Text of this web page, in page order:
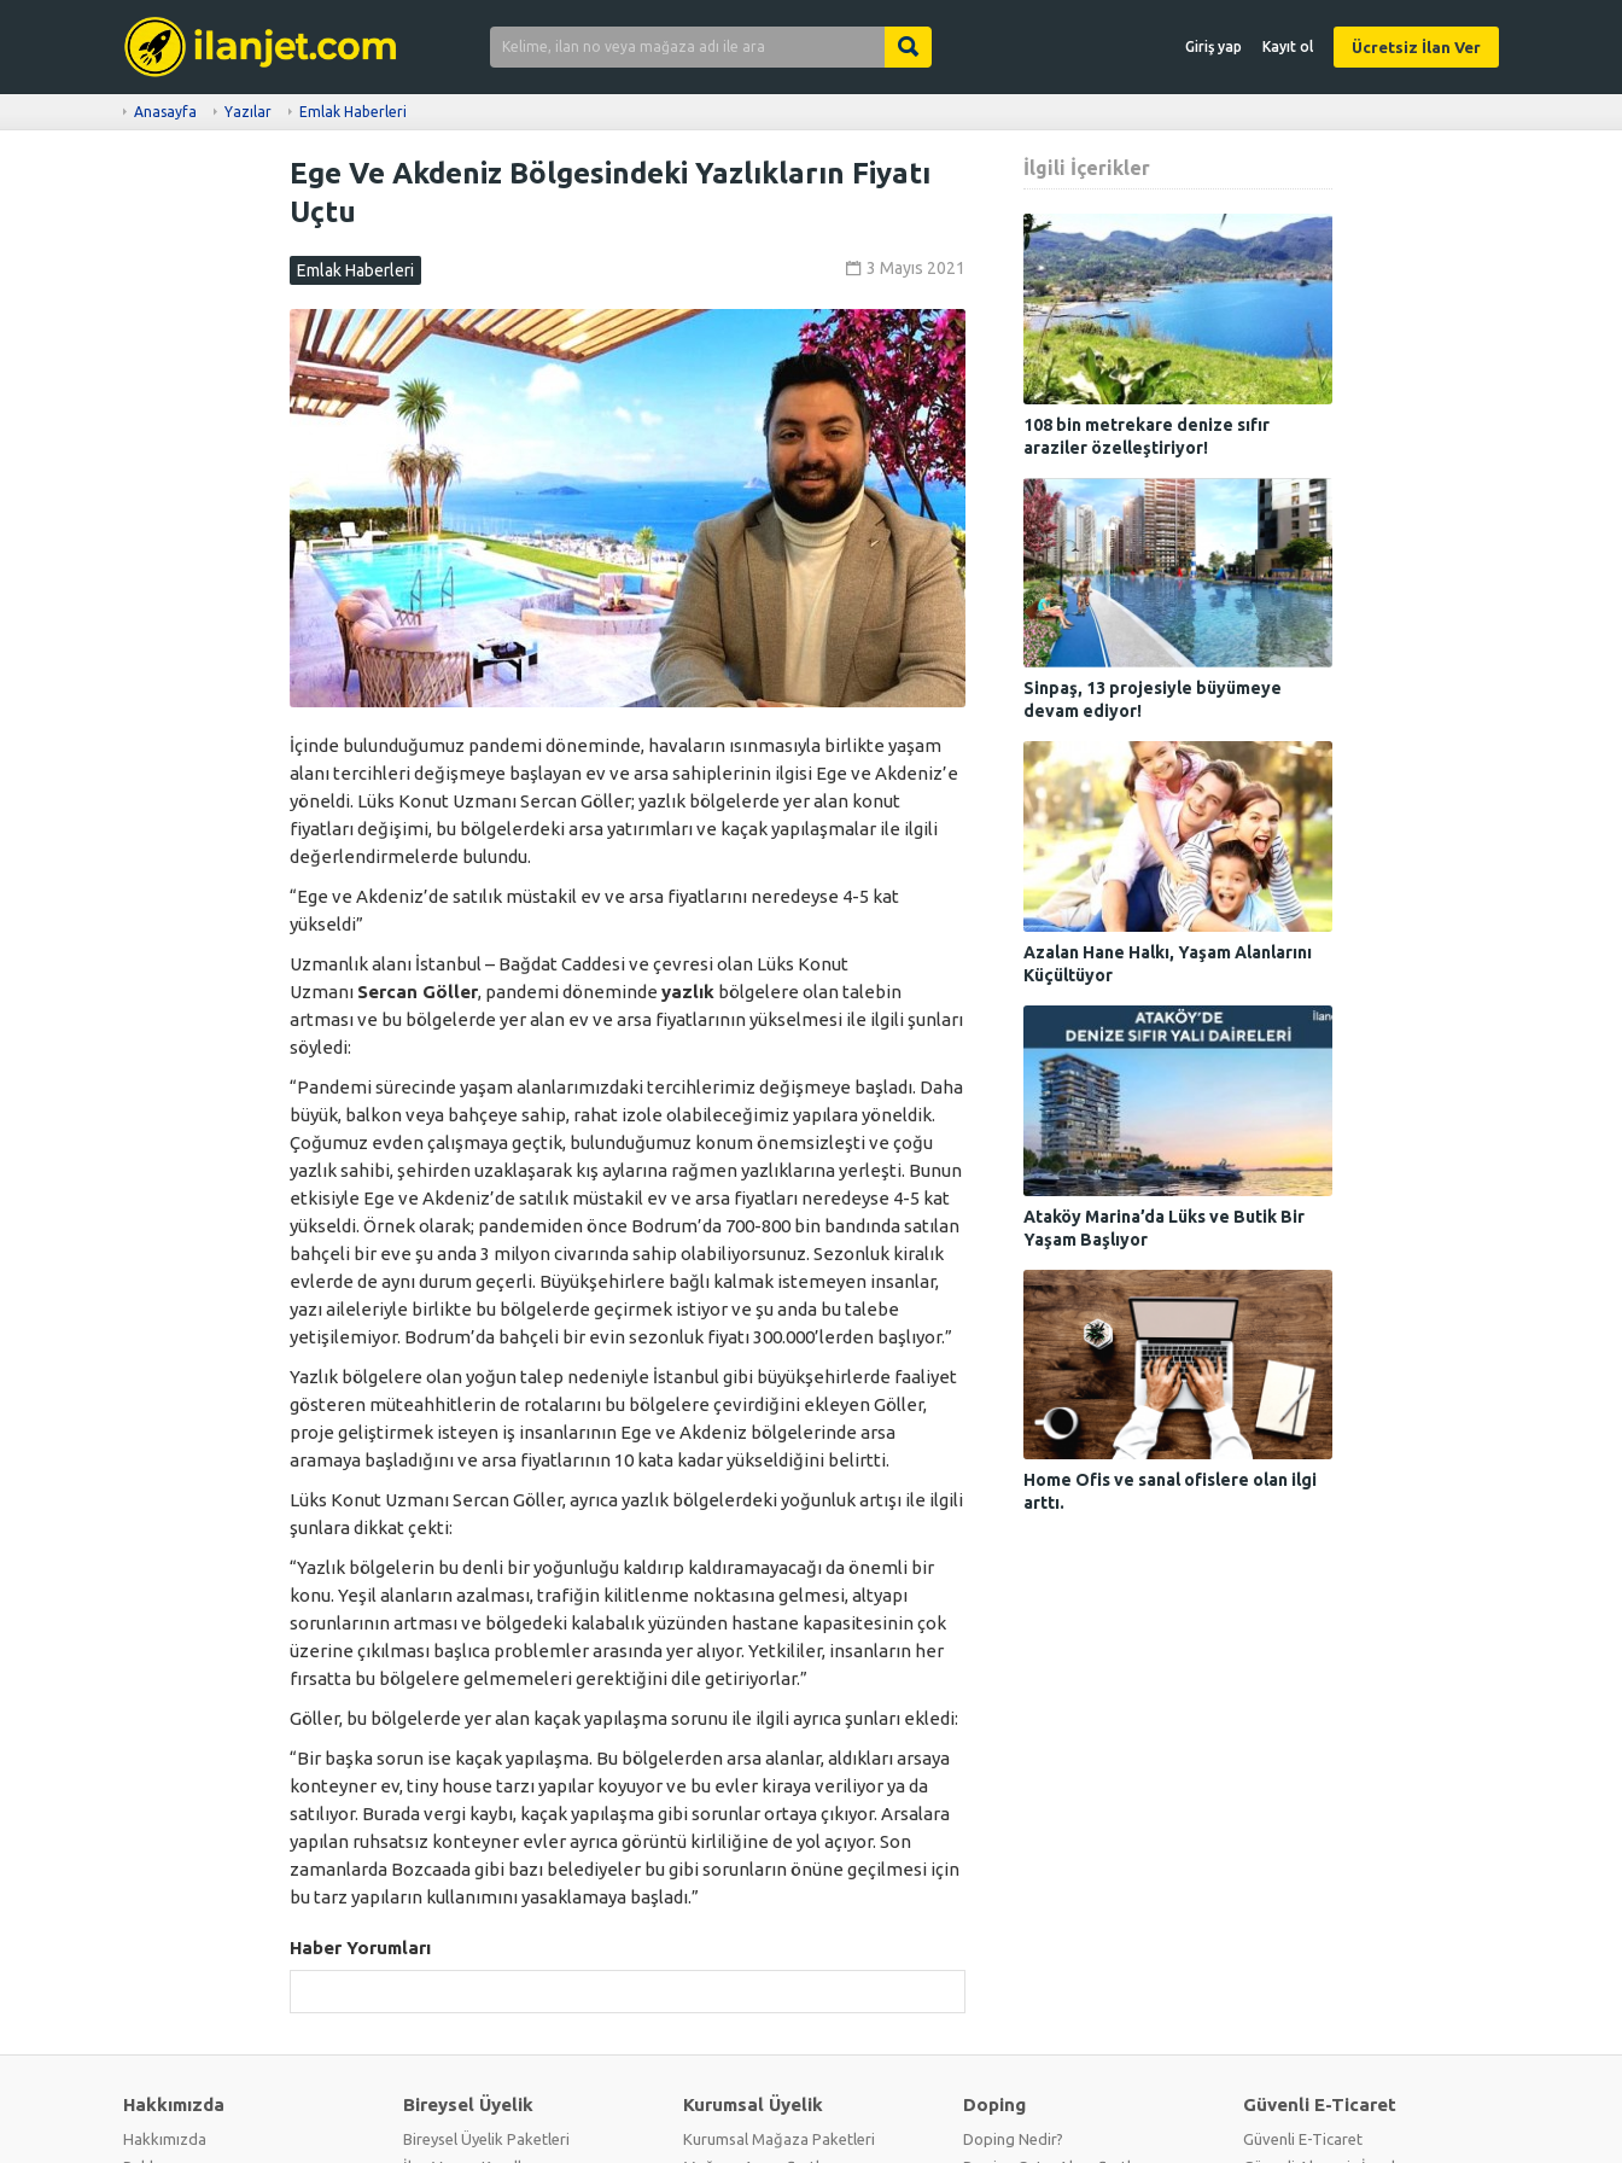
Giriş yap Kayıt ol Ücretsiz İlan Ver
Anasayfa Yazılar Emlak Haberleri
Ege Ve Akdeniz Bölgesindeki Yazlıkların Fiyatı
Uçtu
3 Mayıs 2021
Emlak Haberleri
İçinde bulunduğumuz pandemi döneminde, havaların ısınmasıyla birlikte yaşam
alanı tercihleri değişmeye başlayan ev ve arsa sahiplerinin ilgisi Ege ve Akdeniz’e
yöneldi. Lüks Konut Uzmanı Sercan Göller; yazlık bölgelerde yer alan konut
fiyatları değişimi, bu bölgelerdeki arsa yatırımları ve kaçak yapılaşmalar ile ilgili
değerlendirmelerde bulundu.
“Ege ve Akdeniz’de satılık müstakil ev ve arsa fiyatlarını neredeyse 4-5 kat
yükseldi”
Uzmanlık alanı İstanbul – Bağdat Caddesi ve çevresi olan Lüks Konut
Uzmanı Sercan Göller, pandemi dönemindeyazlık bölgelere olan talebin
artması ve bu bölgelerde yer alan ev ve arsa fiyatlarının yükselmesi ile ilgili şunları
söyledi:
“Pandemi sürecinde yaşam alanlarımızdaki tercihlerimiz değişmeye başladı. Daha
büyük, balkon veya bahçeye sahip, rahat izole olabileceğimiz yapılara yöneldik.
Çoğumuz evden çalışmaya geçtik, bulunduğumuz konum önemsizleşti ve çoğu
yazlık sahibi, şehirden uzaklaşarak kış aylarına rağmen yazlıklarına yerleşti. Bunun
etkisiyle Ege ve Akdeniz’de satılık müstakil ev ve arsa fiyatları neredeyse 4-5 kat
yükseldi. Örnek olarak; pandemiden önce Bodrum’da 700-800 bin bandında satılan
bahçeli bir eve şu anda 3 milyon civarında sahip olabiliyorsunuz. Sezonluk kiralık
evlerde de aynı durum geçerli. Büyükşehirlere bağlı kalmak istemeyen insanlar,
yazı aileleriyle birlikte bu bölgelerde geçirmek istiyor ve şu anda bu talebe
yetişilemiyor. Bodrum’da bahçeli bir evin sezonluk fiyatı 300.000’lerden başlıyor.”
Yazlık bölgelere olan yoğun talep nedeniyle İstanbul gibi büyükşehirlerde faaliyet
gösteren müteahhitlerin de rotalarını bu bölgelere çevirdiğini ekleyen Göller,
proje geliştirmek isteyen iş insanlarının Ege ve Akdeniz bölgelerinde arsa
aramaya başladığını ve arsa fiyatlarının 10 kata kadar yükseldiğini belirtti.
Lüks Konut Uzmanı Sercan Göller, ayrıca yazlık bölgelerdeki yoğunluk artışı ile ilgili
şunlara dikkat çekti:
“Yazlık bölgelerin bu denli bir yoğunluğu kaldırıp kaldıramayacağı da önemli bir
konu. Yeşil alanların azalması, trafiğin kilitlenme noktasına gelmesi, altyapı
sorunlarının artması ve bölgedeki kalabalık yüzünden hastane kapasitesinin çok
üzerine çıkılması başlıca problemler arasında yer alıyor. Yetkililer, insanların her
fırsatta bu bölgelere gelmemeleri gerektiğini dile getiriyorlar.”
Göller, bu bölgelerde yer alan kaçak yapılaşma sorunu ile ilgili ayrıca şunları ekledi:
“Bir başka sorun ise kaçak yapılaşma. Bu bölgelerden arsa alanlar, aldıkları arsaya
konteyner ev, tiny house tarzı yapılar koyuyor ve bu evler kiraya veriliyor ya da
satılıyor. Burada vergi kaybı, kaçak yapılaşma gibi sorunlar ortaya çıkıyor. Arsalara
yapılan ruhsatsız konteyner evler ayrıca görüntü kirliliğine de yol açıyor. Son
zamanlarda Bozcaada gibi bazı belediyeler bu gibi sorunların önüne geçilmesi için
bu tarz yapıların kullanımını yasaklamaya başladı.”
Haber Yorumları
İlgili İçerikler
108 bin metrekare denize sıfır
araziler özelleştiriyor!
Sinpaş, 13 projesiyle büyümeye
devam ediyor!
Azalan Hane Halkı, Yaşam Alanlarını
Küçültüyor
Ataköy Marina’da Lüks ve Butik Bir
Yaşam Başlıyor
Home Ofis ve sanal ofislere olan ilgi
arttı.
Hakkımızda
Hakkımızda
Bireysel Üyelik
Bireysel Üyelik Paketleri
Kurumsal Üyelik
Kurumsal Mağaza Paketleri
Doping
Doping Nedir?
Güvenli E-Ticaret
Güvenli E-Ticaret